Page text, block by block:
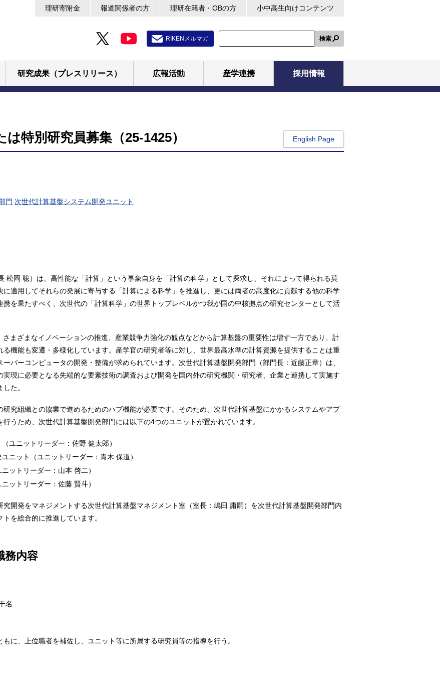
理研寄附金 報道関係者の方 理研在籍者・OBの方 小中高生向けコンテンツ
RIKENメルマガ 検索
研究成果（プレスリリース） 広報活動 産学連携 採用情報
特別研究員募集（25-1425） English Page
門 次世代計算基盤システム開発ユニット
松岡 聡）は、高性能な「計算」という事象自身を「計算の科学」として探求し、それによって得られる莫
適用してそれらの発展に寄与する「計算による科学」を推進し、更には両者の高度化に貢献する他の科学
を果たすべく、次世代の「計算科学」の世界トップレベルかつ我が国の中核拠点の研究センターとして活
まざまなイノベーションの推進、産業競争力強化の観点などから計算基盤の重要性は増す一方であり、計
機能も変遷・多様化しています。産学官の研究者等に対し、世界最高水準の計算資源を提供することは重
パーコンピュータの開発・整備が求められています。次世代計算基盤開発部門（部門長：近藤正章）は、
現に必要となる先端的な要素技術の調査および開発を国内外の研究機関・研究者、企業と連携して実施す
た。
究組織との協業で進めるためのハブ機能が必要です。そのため、次世代計算基盤にかかるシステムやアプ
うため、次世代計算基盤開発部門には以下の4つのユニットが置かれています。
ユニットリーダー：佐野 健太郎）
ニット（ユニットリーダー：青木 保道）
ットリーダー：山本 啓二）
ットリーダー：佐藤 賢斗）
開発をマネジメントする次世代計算基盤マネジメント室（室長：嶋田 庸嗣）を次世代計算基盤開発部門内
を総合的に推進しています。
務内容
名
に、上位職者を補佐し、ユニット等に所属する研究員等の指導を行う。